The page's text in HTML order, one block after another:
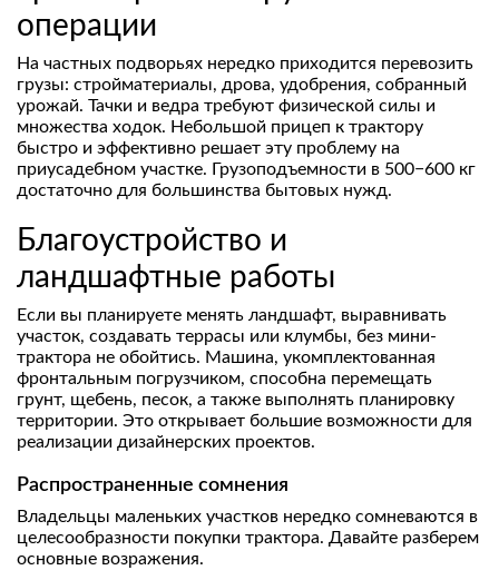
операции
На частных подворьях нередко приходится перевозить
грузы: стройматериалы, дрова, удобрения, собранный
урожай. Тачки и ведра требуют физической силы и
множества ходок. Небольшой прицеп к трактору
быстро и эффективно решает эту проблему на
приусадебном участке. Грузоподъемности в 500−600 кг
достаточно для большинства бытовых нужд.
Благоустройство и
ландшафтные работы
Если вы планируете менять ландшафт, выравнивать
участок, создавать террасы или клумбы, без мини-
трактора не обойтись. Машина, укомплектованная
фронтальным погрузчиком, способна перемещать
грунт, щебень, песок, а также выполнять планировку
территории. Это открывает большие возможности для
реализации дизайнерских проектов.
Распространенные сомнения
Владельцы маленьких участков нередко сомневаются в
целесообразности покупки трактора. Давайте разберем
основные возражения.